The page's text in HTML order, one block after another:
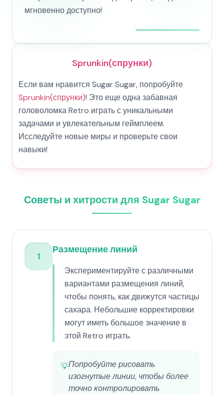
мгновенно доступно!
Sprunkin(спрунки)
Если вам нравится Sugar Sugar, попробуйте
Sprunkin(спрунки)! Это еще одна забавная
головоломка Retro играть с уникальными
задачами и увлекательным геймплеем.
Исследуйте новые миры и проверьте свои
навыки!
Советы и хитрости для Sugar Sugar
1
Размещение линий
Экспериментируйте с различными
вариантами размещения линий,
чтобы понять, как движутся частицы
сахара. Небольшие корректировки
могут иметь большое значение в
этой Retro играть.
💡Попробуйте рисовать
изогнутые линии, чтобы более
точно контролировать